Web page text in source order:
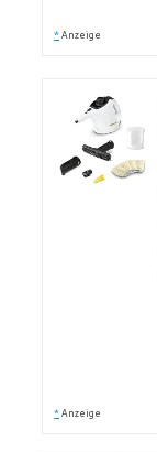
* Anzeige
* Anzeige